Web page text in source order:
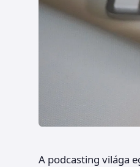
A podcasting világa